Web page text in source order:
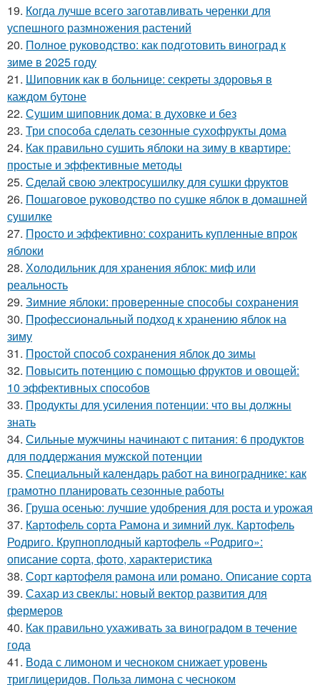
19. Когда лучше всего заготавливать черенки для
успешного размножения растений
20. Полное руководство: как подготовить виноград к
зиме в 2025 году
21. Шиповник как в больнице: секреты здоровья в
каждом бутоне
22. Сушим шиповник дома: в духовке и без
23. Три способа сделать сезонные сухофрукты дома
24. Как правильно сушить яблоки на зиму в квартире:
простые и эффективные методы
25. Сделай свою электросушилку для сушки фруктов
26. Пошаговое руководство по сушке яблок в домашней
сушилке
27. Просто и эффективно: сохранить купленные впрок
яблоки
28. Холодильник для хранения яблок: миф или
реальность
29. Зимние яблоки: проверенные способы сохранения
30. Профессиональный подход к хранению яблок на
зиму
31. Простой способ сохранения яблок до зимы
32. Повысить потенцию с помощью фруктов и овощей:
10 эффективных способов
33. Продукты для усиления потенции: что вы должны
знать
34. Сильные мужчины начинают с питания: 6 продуктов
для поддержания мужской потенции
35. Специальный календарь работ на винограднике: как
грамотно планировать сезонные работы
36. Груша осенью: лучшие удобрения для роста и урожая
37. Картофель сорта Рамона и зимний лук. Картофель
Родриго. Крупноплодный картофель «Родриго»:
описание сорта, фото, характеристика
38. Сорт картофеля рамона или романо. Описание сорта
39. Сахар из свеклы: новый вектор развития для
фермеров
40. Как правильно ухаживать за виноградом в течение
года
41. Вода с лимоном и чесноком снижает уровень
триглицеридов. Польза лимона с чесноком